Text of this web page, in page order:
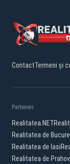
ContactTermeni și
Parteneri:
Realitatea.NET
Realitatea de
Realitatea de Iasi
Realitatea de